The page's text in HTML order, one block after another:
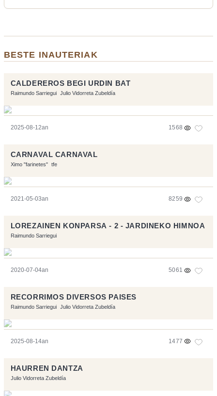
BESTE INAUTERIAK
CALDEREROS BEGI URDIN BAT
Raimundo Sarriegui Julio Vidorreta Zubeldía
2025-08-12an 1568
CARNAVAL CARNAVAL
Ximo "farinetes" tfe
2021-05-03an 8259
LOREZAINEN KONPARSA - 2 - JARDINEKO HIMNOA
Raimundo Sarriegui
2020-07-04an 5061
RECORRIMOS DIVERSOS PAISES
Raimundo Sarriegui Julio Vidorreta Zubeldía
2025-08-14an 1477
HAURREN DANTZA
Julio Vidorreta Zubeldía